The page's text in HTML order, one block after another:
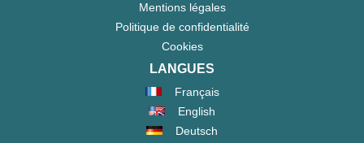
Mentions légales
Politique de confidentialité
Cookies
LANGUES
Français
English
Deutsch